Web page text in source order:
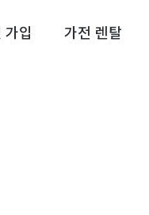
가입 가전 렌탈